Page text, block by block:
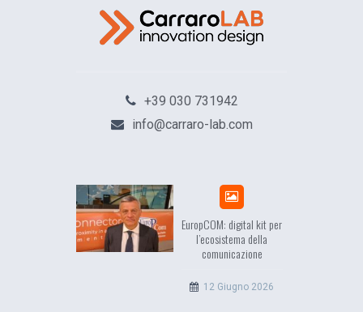
+39 030 731942
info@carraro-lab.com
EuropCOM: digital kit per
l’ecosistema della
comunicazione
12 Giugno 2026